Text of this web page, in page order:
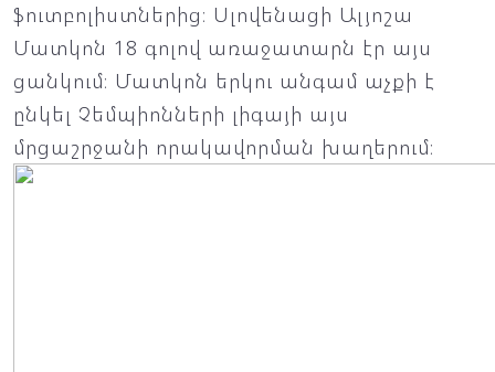
ֆուտբոլիստներից։ Սլովենացի Ալյոշա
Մատկոն 18 գոլով առաջատարն էր այս
ցանկում։ Մատկոն երկու անգամ աչքի է
ընկել Չեմպիոնների լիգայի այս
մրցաշրջանի որակավորման խաղերում։